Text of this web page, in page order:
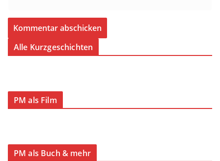
Alle Kurzgeschichten
PM als Film
PM als Buch & mehr